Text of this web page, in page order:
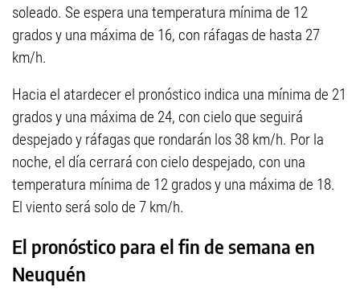
soleado. Se espera una temperatura mínima de 12
grados y una máxima de 16, con ráfagas de hasta 27
km/h.
Hacia el atardecer el pronóstico indica una mínima de 21
grados y una máxima de 24, con cielo que seguirá
despejado y ráfagas que rondarán los 38 km/h. Por la
noche, el día cerrará con cielo despejado, con una
temperatura mínima de 12 grados y una máxima de 18.
El viento será solo de 7 km/h.
El pronóstico para el fin de semana en
Neuquén